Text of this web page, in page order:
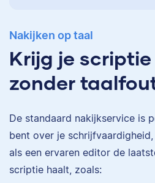
Nakijken op taal
Krijg je
zonder
De standaard nakijkservice is
bent over je
als een ervaren editor de
scriptie haalt, zoals: